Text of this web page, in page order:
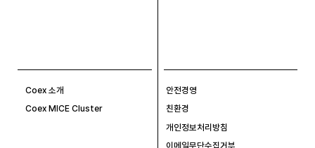
Coex 소개
Coex MICE Cluster
안전경영
친환경
개인정보처리방침
이메일무단수집거부